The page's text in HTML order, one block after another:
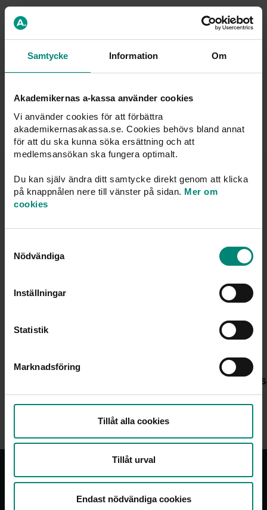
Samtycke Information Om
Akademikernas a-kassa använder cookies
Vi använder cookies för att förbättra
akademikernasakassa.se. Cookies behövs bland annat
för att du ska kunna söka ersättning och att
medlemsansökan ska fungera optimalt.
Du kan själv ändra ditt samtycke direkt genom att klicka
på knappnålen nere till vänster på sidan. Mer om
cookies
Nödvändiga
Inställningar
Statistik
Marknadsföring
Tillåt alla cookies
Tillåt urval
Endast nödvändiga cookies
Du som är direktansluten (inte med i ett Sacoförbund
Publicerad: 16 feb. 2024
Du kanske också är intresserad av
Arbetsmarknaden rör sig, men inte för
alla – samtal om människorna bakom
Om oss
Akademikernas a-kassa vill se ett samhälle där alla